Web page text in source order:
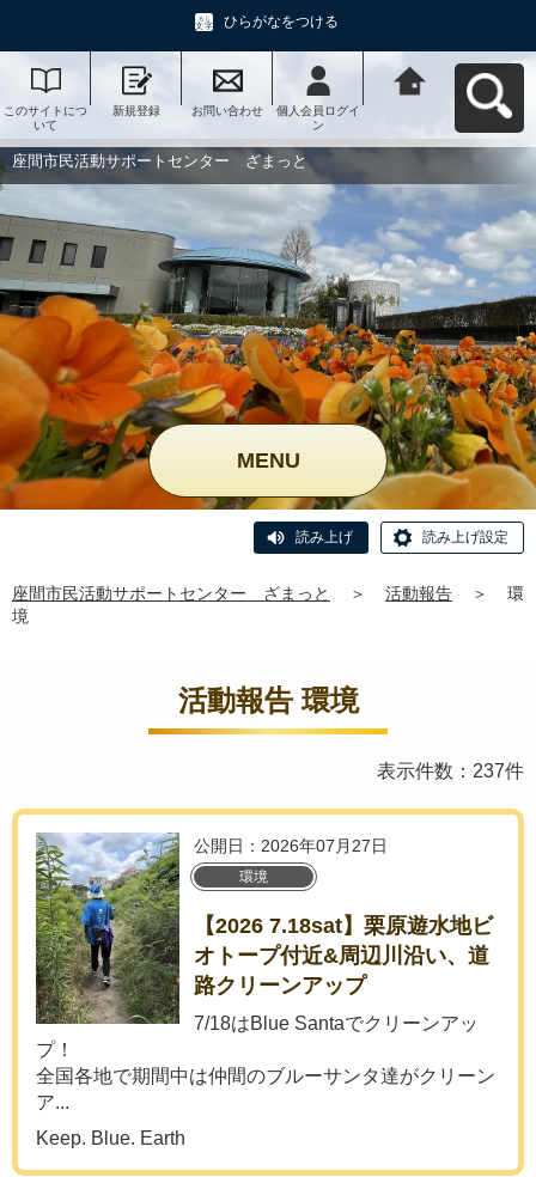
ひらがなをつける
このサイトにつ
いて
新規登録 お問い合わせ
個人会員ログイ
ン
ー ざまっとへ
座間市民活動サポートセンター ざまっと
MENU
読み上げ 読み上げ設定
座間市民活動サポートセンター ざまっと ＞ 活動報告 ＞
環
境
活動報告 環境
表示件数：237件
公開日：2026年07月27日
環境
【2026 7.18sat】栗原遊水地ビ
オトープ付近&周辺川沿い、道
路クリーンアップ
7/18はBlue Santaでクリーンアッ
プ！
全国各地で期間中は仲間のブルーサンタ達がクリーン
ア...
Keep. Blue. Earth